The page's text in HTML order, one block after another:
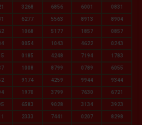
3268 6856 6001 0831
6277 5563 8913 8904
1068 5177 1857 0857
0054 1043 4622 0243
0185 4248 7194 1783
1008 8799 0789 6055
9174 4259 9944 9344
1970 3799 7630 6721
6583 9028 3134 3923
2333 7441 0207 8298